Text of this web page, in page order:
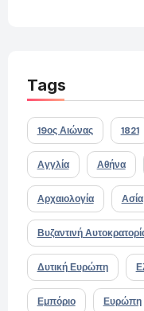
Tags
19ος Αιώνας 1821
Αγγλία Αθήνα
Αρχαιολογία Ασία
Βυζαντινή
Δυτική Ευρώπη
Εμπόριο Ευρώπη